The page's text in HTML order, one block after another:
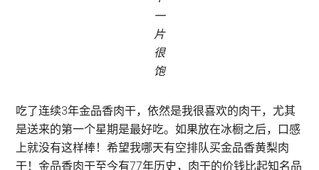
一
片
很
饱
吃了连续3年金品香肉干，依然是我很喜欢的肉干，尤其
是送来的第一个星期是最好吃。如果放在冰橱之后，口感
上就没有这样棒！希望我哪天有空排队买金品香黄梨肉
干！金品香肉干至今有77年历史，肉干的价钱比起知名品